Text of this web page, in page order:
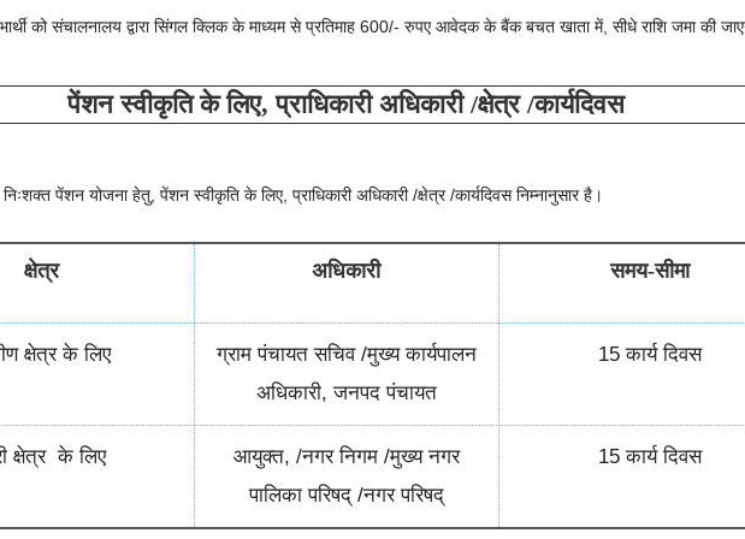
को संचालनालय द्वारा सिंगल क्लिक के माध्यम से प्रतिमाह 600/- रुपए आवेदक के बैंक बचत खाता में, सीधे राशि जमा की
पेंशन स्वीकृति के लिए, प्राधिकारी अधिकारी /क्षेत्र /कार्यदिवस
निःशक्त पेंशन योजना हेतु, पेंशन स्वीकृति के लिए, प्राधिकारी अधिकारी /क्षेत्र /कार्यदिवस निम्नानुसार है।
क्षेत्र अधिकारी समय-सीमा
क्षेत्र के लिए
ग्राम पंचायत सचिव /मुख्य कार्यपालन
अधिकारी, जनपद पंचायत
15 कार्य दिवस
क्षेत्र के लिए
आयुक्त, /नगर निगम /मुख्य नगर
पालिका परिषद् /नगर परिषद्
15 कार्य दिवस